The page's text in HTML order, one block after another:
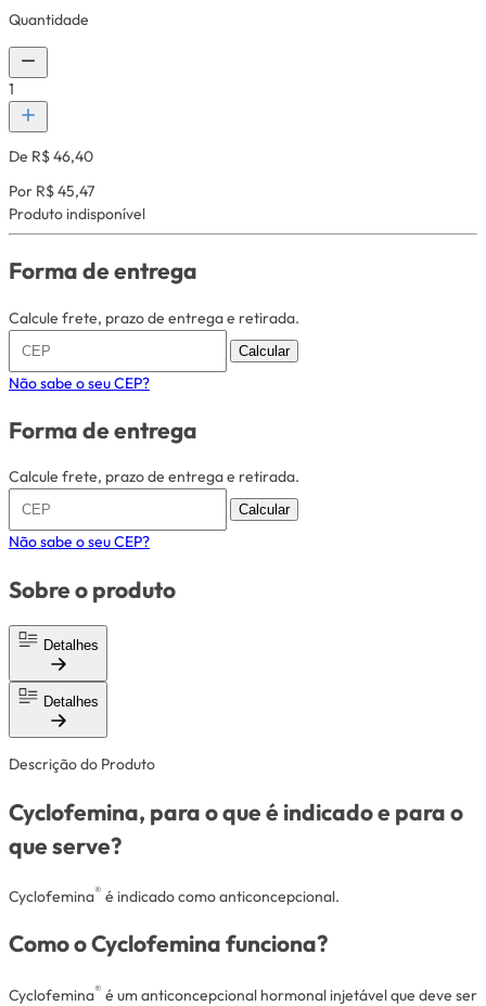
Quantidade
1
De R$ 46,40
Por R$ 45,47
Produto indisponível
Forma de entrega
Calcule frete, prazo de entrega e retirada.
Calcular
Não sabe o seu CEP?
Forma de entrega
Calcule frete, prazo de entrega e retirada.
Calcular
Não sabe o seu CEP?
Sobre o produto
Detalhes
Detalhes
Descrição do Produto
Cyclofemina, para o que é indicado e para o
que serve?
Cyclofemina® é indicado como anticoncepcional.
Como o Cyclofemina funciona?
Cyclofemina® é um anticoncepcional hormonal injetável que deve ser